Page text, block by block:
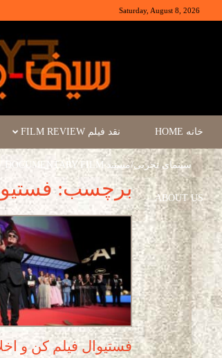
Saturday, August 8, 2026
خانه HOME نقد فیلم FILM REVIEW
سینمای تجربی/مستند EXPERIMENTA/ DOCUMENTARY FILM
ABOUT US برچسب:
فستیوال فیلم کن و